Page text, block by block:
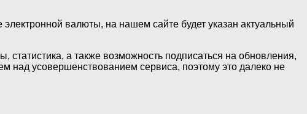
валюты, на нашем сайте будет указан актуальный
статистика, а также возможность подписаться на обновления,
над усовершенствованием сервиса, поэтому это далеко не